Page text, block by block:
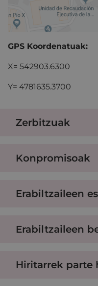
GPS Koordenatuak:
X= 542903.6300
Y= 4781635.3700
Zerbitzuak
Konpromisoak
Erabiltzaileen
Erabiltzaileen
Hiritarrek parte